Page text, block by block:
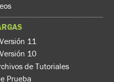
11
10
de Tutoriales
Prueba